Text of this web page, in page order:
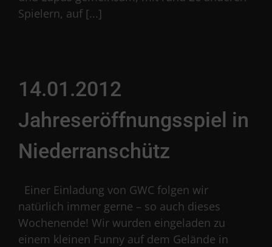
Spielern, auf [...]
14.01.2012
Jahreseröffnungsspiel in
Niederranschütz
Einer Einladung von GWC folgen wir
natürlich immer gerne – so auch dieses
Wochenende! Wir wurden eingeladen zu
einem kleinen Funny auf dem Gelände in